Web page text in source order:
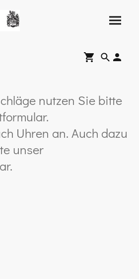
nutzen Sie bitte
Uhren an. Auch dazu
unser